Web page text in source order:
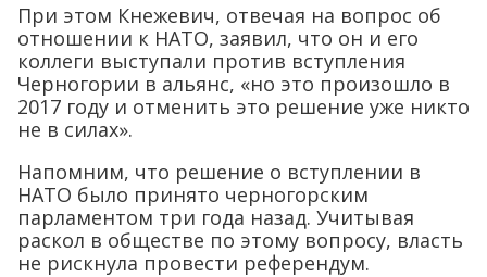
При этом Кнежевич, отвечая на вопрос об
отношении к НАТО, заявил, что он и его
коллеги выступали против вступления
Черногории в альянс, «но это произошло в
2017 году и отменить это решение уже никто
не в силах».
Напомним, что решение о вступлении в
НАТО было принято черногорским
парламентом три года назад. Учитывая
раскол в обществе по этому вопросу, власть
не рискнула провести референдум.